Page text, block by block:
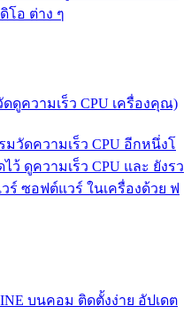
โอ ต่าง ๆ
ดูความเร็ว CPU เครื่องคุณ)
วัดความเร็ว CPU อีกหนึ่งโ
ดูความเร็ว CPU และ ยังรว
ร์ ซอฟต์แวร์ ในเครื่องด้วย ฟ
บนคอม ติดตั้งง่าย อัปเดต